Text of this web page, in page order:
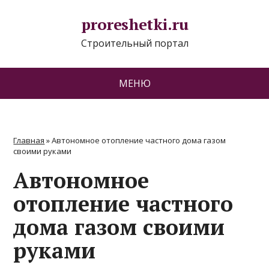
proreshetki.ru
Строительный портал
МЕНЮ
Главная »Автономное отопление частного дома газом
своими руками
Автономное
отопление частного
дома газом своими
руками